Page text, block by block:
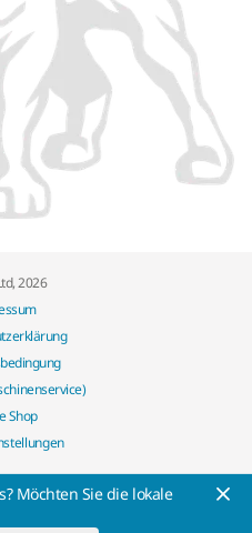
2026
Shop
Möchten Sie die lokale